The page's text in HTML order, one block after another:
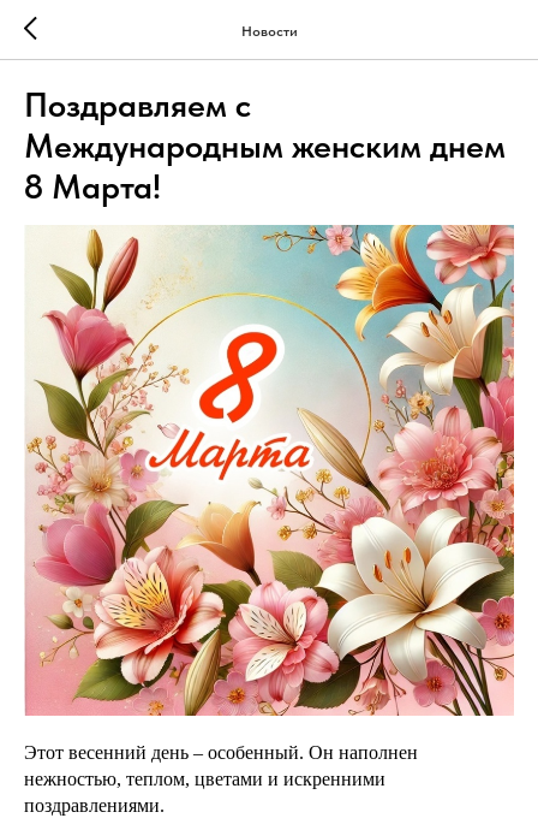
Новости
Поздравляем с
Международным женским днем
8 Марта!
Этот весенний день – особенный. Он наполнен
нежностью, теплом, цветами и искренними
поздравлениями.